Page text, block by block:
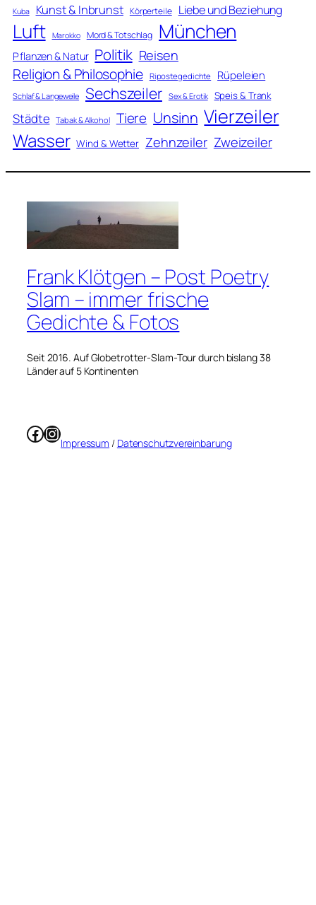
Kuba Kunst & Inbrunst Körperteile Liebe und Beziehung
Luft Marokko Mord & Totschlag München
Pflanzen & Natur Politik Reisen
Religion & Philosophie Ripostegedichte Rüpeleien
Schlaf & Langeweile Sechszeiler Sex & Erotik Speis & Trank
Städte Tabak & Alkohol Tiere Unsinn Vierzeiler
Wasser Wind & Wetter Zehnzeiler Zweizeiler
Frank Klötgen – Post Poetry
Slam – immer frische
Gedichte & Fotos
Seit 2016. Auf Globetrotter-Slam-Tour durch bislang 38
Länder auf 5 Kontinenten
Facebook
Instagram
Impressum / Datenschutzvereinbarung